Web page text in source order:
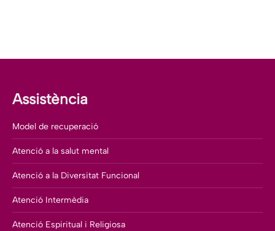
Assistència
Model de recuperació
Atenció a la salut mental
Atenció a la Diversitat Funcional
Atenció Intermèdia
Atenció Espiritual i Religiosa